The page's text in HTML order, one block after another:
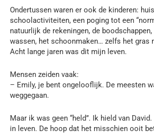
Ondertussen waren er ook de kinderen:
schoolactiviteiten, een poging tot een
natuurlijk de rekeningen, de
wassen, het schoonmaken… zelfs het gras
Acht lange jaren was dit mijn leven.
Mensen zeiden vaak:
– Emily, je bent ongelooflijk. De meesten
weggegaan.
Maar ik was geen “held”. Ik hield van
in leven. De hoop dat het misschien ooit